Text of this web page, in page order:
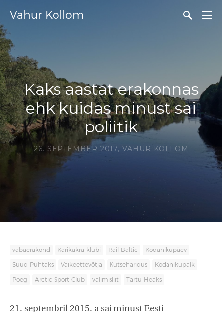
Vahur Kollom
Kaks aastat erakonnas
ehk kuidas minust sai
poliitik
26. SEPTEMBER 2017, VAHUR KOLLOM
vabaerakond Karikakra klubi Rail Baltic Kodanikupäev
Suud Puhtaks Väikeettevõtja Kutseharidus Kodanikupalk
Poeg Arctic Sport Club valimisliit Tartu Heaks
21. septembril 2015. a sai minust Eesti